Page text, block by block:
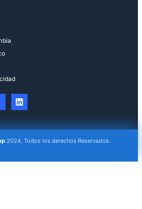
2024, Todos los derechos Reservados.